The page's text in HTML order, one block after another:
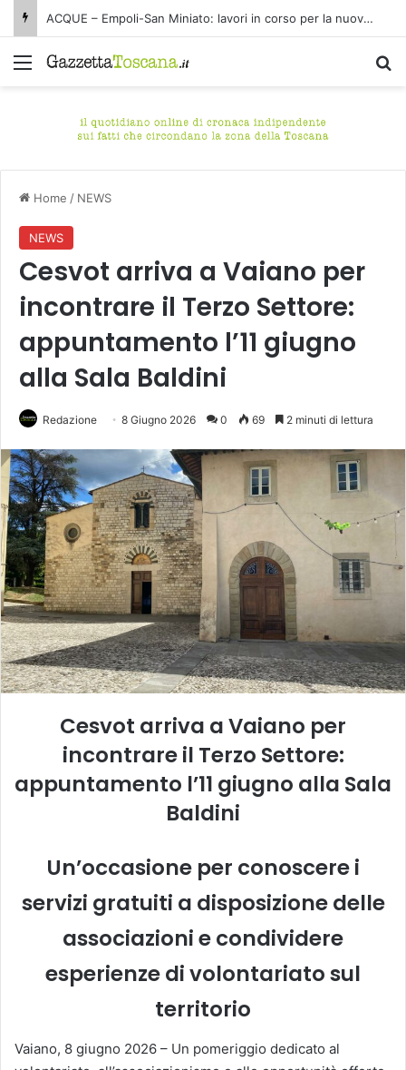
ACQUE – Empoli-San Miniato: lavori in corso per la nuova condotta fognaria Pagnana-Cuoiodepur
Menu
Home / NEWS
NEWS
Cesvot arriva a Vaiano per
incontrare il Terzo Settore:
appuntamento l’11 giugno
alla Sala Baldini
Redazione 8 Giugno 2026 0 69 2 minuti di lettura
Cesvot arriva a Vaiano per
incontrare il Terzo Settore:
appuntamento l’11 giugno alla Sala
Baldini
Un’occasione per conoscere i
servizi gratuiti a disposizione delle
associazioni e condividere
esperienze di volontariato sul
territorio
Vaiano, 8 giugno 2026 – Un pomeriggio dedicato al